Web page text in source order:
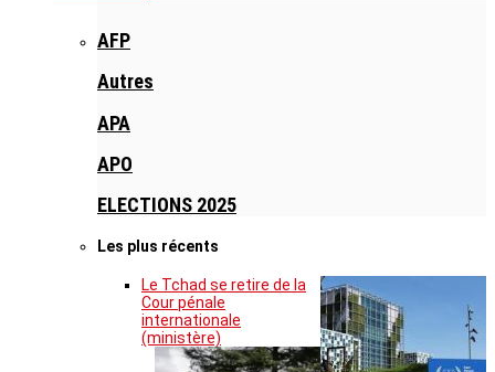
AFP
Autres
APA
APO
ELECTIONS 2025
Les plus récents
Le Tchad se retire de la
Cour pénale
internationale
(ministère)